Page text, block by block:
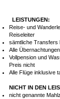
LEISTUNGEN:
Reise- und
Reiseleiter
sämtliche Transfers
Alle
Vollpension und
Preis nicht
Alle Flüge inklusive
NICHT IN DEN
nicht genannte